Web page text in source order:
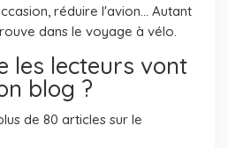
réduire l'avion... Autant
dans le voyage à vélo.
les lecteurs vont
blog ?
de 80 articles sur le